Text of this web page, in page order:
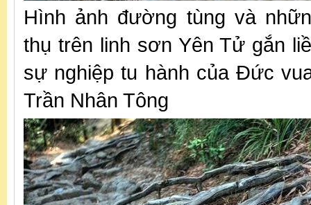
Hình ảnh đường tùng và
thụ trên linh sơn Yên Tử gắn
sự nghiệp tu hành của Đức
Trần Nhân Tông